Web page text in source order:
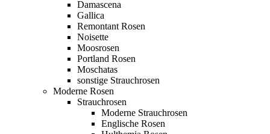
Damascena
Gallica
Remontant Rosen
Noisette
Moosrosen
Portland Rosen
Moschatas
sonstige Strauchrosen
Moderne Rosen
Strauchrosen
Moderne Strauchrosen
Englische Rosen